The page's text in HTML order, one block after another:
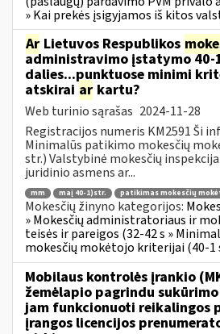
» Kai prekės įsigyjamos iš kitos
Ar Lietuvos Respublikos
administravimo įstatymo 40-
dalies...punktuose minimi
atskirai ar kartu?
Web turinio sąrašas 2024-11-28
Registracijos numeris KM2591 Ši
Minimalūs patikimo mokesčių
str.) Valstybinė mokesčių
juridinio asmens ar...
mm maį 40-1)str. patikimas mokesčių
Mokesčių žinyno kategorijos:
» Mokesčių administratoriaus ir
teisės ir pareigos (32-42 s »
mokesčių mokėtojo kriterijai (40-1
Mobilaus kontrolės įrankio
žemėlapio pagrindu
jam funkcionuoti reikalingos
įrangos licencijos